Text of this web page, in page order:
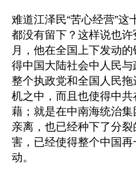
难道江泽民“苦心经营”
都没有留下？这样说也
月，他在全国上下发动
得中国大陆社会中人民
整个执政党和全国人民
机之中，而且也使得中
藉；就是在中南海统治
亲离，也已经种下了分
害，已经使得整个中国
动。